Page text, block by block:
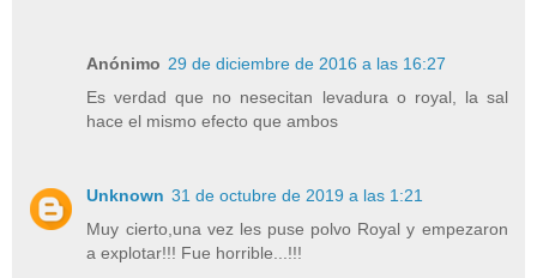
Anónimo 29 de diciembre de 2016 a las 16:27
Es verdad que no nesecitan levadura o royal, la sal
hace el mismo efecto que ambos
Unknown 31 de octubre de 2019 a las 1:21
Muy cierto,una vez les puse polvo Royal y empezaron
a explotar!!! Fue horrible...!!!